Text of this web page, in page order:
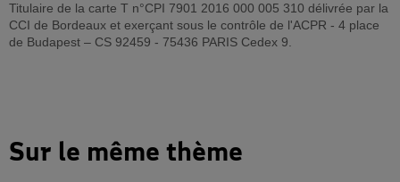
Titulaire de la carte T n°CPI 7901 2016 000 005 310 délivrée par la
CCI de Bordeaux et exerçant sous le contrôle de l'ACPR - 4 place
de Budapest – CS 92459 - 75436 PARIS Cedex 9.
Sur le même thème